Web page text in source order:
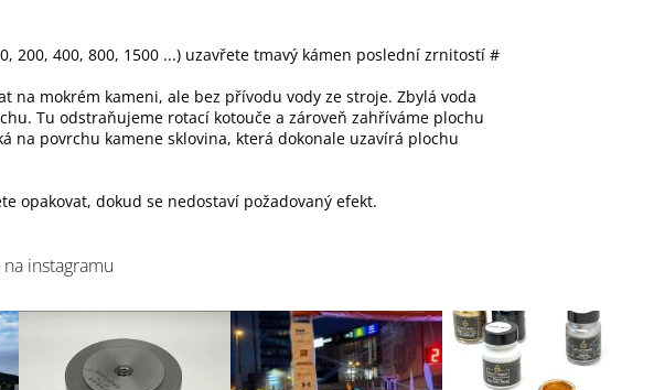
200, 400, 800, 1500 ...) uzavřete tmavý kámen poslední zrnitostí #
na mokrém kameni, ale bez přívodu vody ze stroje. Zbylá voda
Tu odstraňujeme rotací kotouče a zároveň zahříváme plochu
na povrchu kamene sklovina, která dokonale uzavírá plochu
opakovat, dokud se nedostaví požadovaný efekt.
instagramu